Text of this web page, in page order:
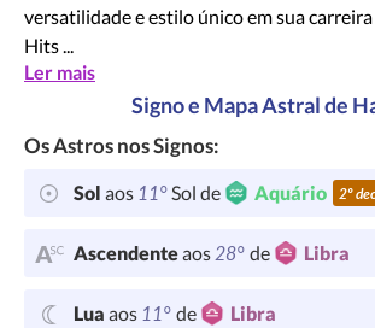
versatilidade e estilo único em sua
Hits ...
Ler mais
Signo e Mapa Astral de
Os Astros nos Signos:
Sol aos 11°Sol de Aquário 2º
Ascendenteaos28° de Libra
Lua aos 11° de Libra